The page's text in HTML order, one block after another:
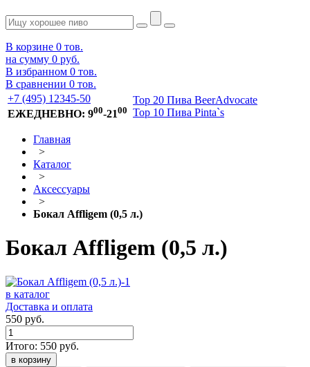
В корзине 0 тов.
на сумму 0 руб.
В избранном 0 тов.
В сравнении 0 тов.
+7 (495) 12345-50
ЕЖЕДНЕВНО: 900-2100
Top 20 Пива BeerAdvocate
Top 10 Пива Pinta`s
Главная
>
Каталог
>
Аксессуары
>
Бокал Affligem (0,5 л.)
Бокал Affligem (0,5 л.)
в каталог
Доставка и оплата
550 руб.
Итого: 550 руб.
в корзину